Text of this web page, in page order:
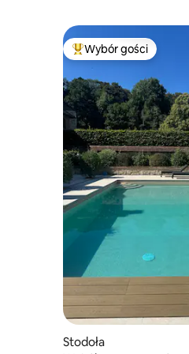
Najpopularniejsze z
Wybór gości
Stodoła